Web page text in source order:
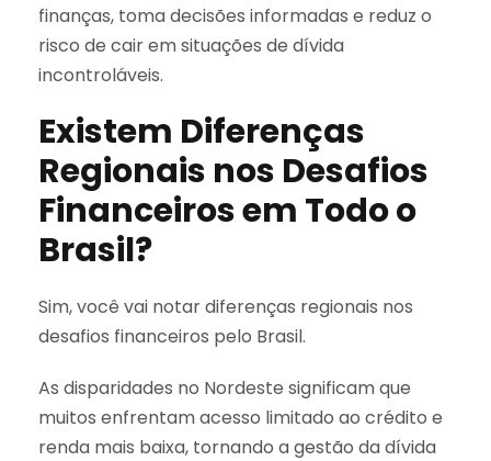
finanças, toma decisões informadas e reduz o
risco de cair em situações de dívida
incontroláveis.
Existem Diferenças
Regionais nos Desafios
Financeiros em Todo o
Brasil?
Sim, você vai notar diferenças regionais nos
desafios financeiros pelo Brasil.
As disparidades no Nordeste significam que
muitos enfrentam acesso limitado ao crédito e
renda mais baixa, tornando a gestão da dívida